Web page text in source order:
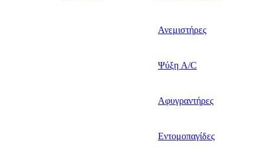
Ανεμιστήρες
Ψύξη A/C
Αφυγραντήρες
Εντομοπαγίδες